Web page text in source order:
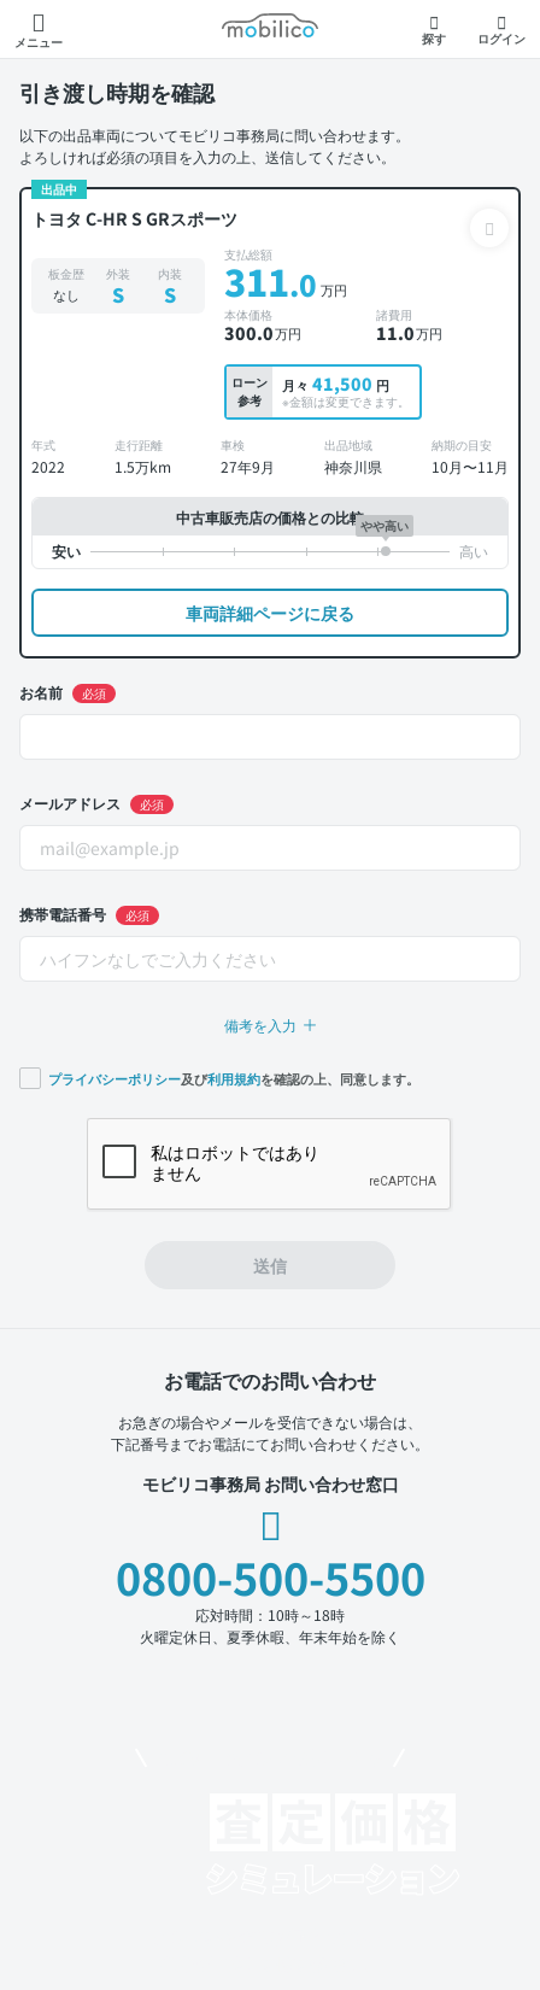
メニュー
モビリコ
探す ログイン
引き渡し時期を確認
以下の出品車両についてモビリコ事務局に問い合わせます。
よろしければ必須の項目を入力の上、送信してください。
出品中
トヨタ C-HR S GRスポーツ
板金歴
なし
外装
S
内装
S
支払総額
311.0 万円
本体価格
300.0万円
諸費用
11.0万円
ローン
参考
月々 41,500 円
※金額は変更できます。
年式
2022
走行距離
1.5万km
車検
27年9月
出品地域
神奈川県
納期の目安
10月〜11月
中古車販売店の価格との比較やや高い
車両詳細ページに戻る
お名前 必須
メールアドレス 必須
携帯電話番号 必須
備考を入力
プライバシーポリシー及び利用規約を確認の上、同意します。
送信
お電話でのお問い合わせ
お急ぎの場合やメールを受信できない場合は、
下記番号までお電話にてお問い合わせください。
モビリコ事務局 お問い合わせ窓口
0800-500-5500
応対時間：10時～18時
火曜定休日、夏季休暇、年末年始を除く